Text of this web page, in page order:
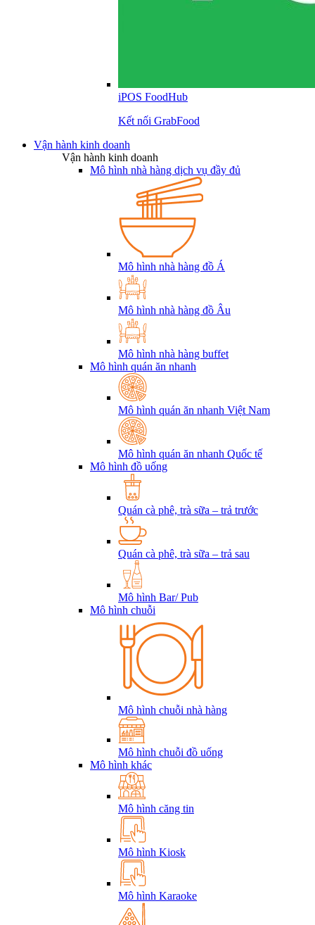
iPOS FoodHub
Kết nối GrabFood
Vận hành kinh doanh
Vận hành kinh doanh
Mô hình nhà hàng dịch vụ đầy đủ
Mô hình nhà hàng đồ Á
Mô hình nhà hàng đồ Âu
Mô hình nhà hàng buffet
Mô hình quán ăn nhanh
Mô hình quán ăn nhanh Việt Nam
Mô hình quán ăn nhanh Quốc tế
Mô hình đồ uống
Quán cà phê, trà sữa – trả trước
Quán cà phê, trà sữa – trả sau
Mô hình Bar/ Pub
Mô hình chuỗi
Mô hình chuỗi nhà hàng
Mô hình chuỗi đồ uống
Mô hình khác
Mô hình căng tin
Mô hình Kiosk
Mô hình Karaoke